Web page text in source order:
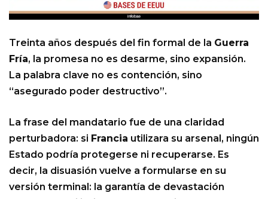
Treinta años después del fin formal de la Guerra
Fría, la promesa no es desarme, sino expansión.
La palabra clave no es contención, sino
“asegurado poder destructivo”.
La frase del mandatario fue de una claridad
perturbadora: si Francia utilizara su arsenal, ningún
Estado podría protegerse ni recuperarse. Es
decir, la disuasión vuelve a formularse en su
versión terminal: la garantía de devastación